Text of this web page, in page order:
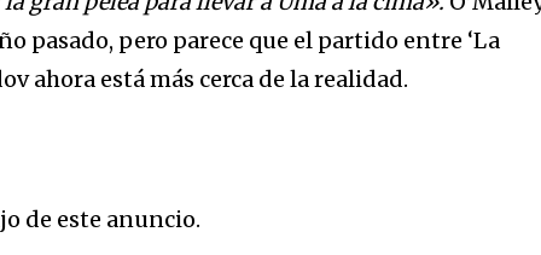
pasado, pero parece que el partido entre ‘La
ahora está más cerca de la realidad.
de este anuncio.